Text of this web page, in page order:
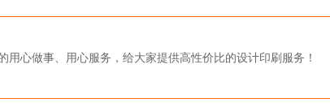
心做事、用心服务，给大家提供高性价比的设计印刷服务！